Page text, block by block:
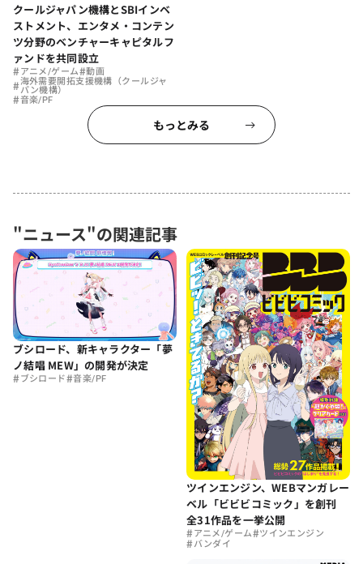
クールジャパン機構とSBIインベ
ストメント、エンタメ・コンテン
ツ分野のベンチャーキャピタルフ
ァンドを共同設立
#アニメ/ゲーム#動画
#海外需要開拓支援機構（クールジャ
パン機構）
#音楽/PF
もっとみる
"ニュース"の関連記事
ブシロード、新キャラクター「夢
ノ結唱 MEW」の開発が決定
#ブシロード#音楽/PF
ツインエンジン、WEBマンガレー
ベル「ビビビコミック」を創刊
全31作品を一挙公開
#アニメ/ゲーム#ツインエンジン
#バンダイ